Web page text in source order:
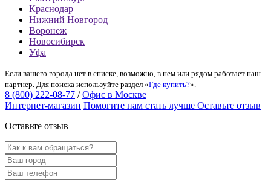
Краснодар
Нижний Новгород
Воронеж
Новосибирск
Уфа
Если вашего города нет в списке, возможно, в нем или рядом работает наш
партнер. Для поиска используйте раздел «Где купить?».
8 (800) 222-08-77 / Офис в Москве
Интернет-магазин Помогите нам стать лучше Оставьте отзыв
Оставьте отзыв